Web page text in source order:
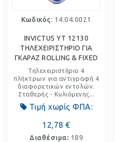
Κωδικός: 14.04.0021
INVICTUS YT 12130
ΤΗΛΕΧΕΙΡΙΣΤΗΡΙΟ ΓΙΑ
ΓΚΑΡΑΖ ROLLING & FIXED
Τηλεχειριστήριο 4
πλήκτρων για αντιγραφή 4
διαφορετικών εντολών.
Σταθερής - Κυλιόμενης...
Τιμή χωρίς ΦΠΑ:
12,78 €
Διαθέσιμα: 189